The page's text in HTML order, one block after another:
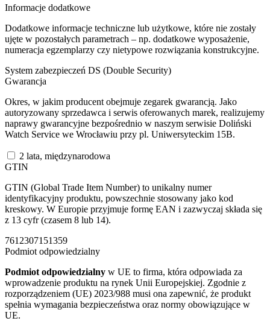
Informacje dodatkowe
Dodatkowe informacje techniczne lub użytkowe, które nie zostały
ujęte w pozostałych parametrach – np. dodatkowe wyposażenie,
numeracja egzemplarzy czy nietypowe rozwiązania konstrukcyjne.
System zabezpieczeń DS (Double Security)
Gwarancja
Okres, w jakim producent obejmuje zegarek gwarancją. Jako
autoryzowany sprzedawca i serwis oferowanych marek, realizujemy
naprawy gwarancyjne bezpośrednio w naszym serwisie Doliński
Watch Service we Wrocławiu przy pl. Uniwersyteckim 15B.
2 lata, międzynarodowa
GTIN
GTIN (Global Trade Item Number) to unikalny numer
identyfikacyjny produktu, powszechnie stosowany jako kod
kreskowy. W Europie przyjmuje formę EAN i zazwyczaj składa się
z 13 cyfr (czasem 8 lub 14).
7612307151359
Podmiot odpowiedzialny
Podmiot odpowiedzialny w UE to firma, która odpowiada za
wprowadzenie produktu na rynek Unii Europejskiej. Zgodnie z
rozporządzeniem (UE) 2023/988 musi ona zapewnić, że produkt
spełnia wymagania bezpieczeństwa oraz normy obowiązujące w
UE.